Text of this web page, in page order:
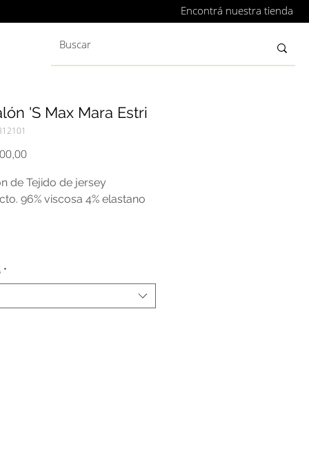
Encontrá nuestra tienda
'S Max Mara Estri
Precio
de Tejido de jersey
96% viscosa 4% elastano
*